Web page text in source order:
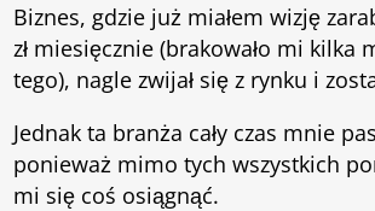
Biznes, gdzie już miałem wizję
zł miesięcznie (brakowało mi kilka
tego), nagle zwijał się z rynku i
Jednak ta branża cały czas mnie
ponieważ mimo tych wszystkich
mi się coś osiągnąć.